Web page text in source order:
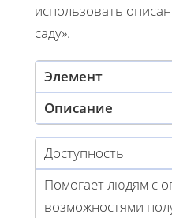
использовать
саду».
Элемент
Описание
Доступность
Помогает людям с
возможностями